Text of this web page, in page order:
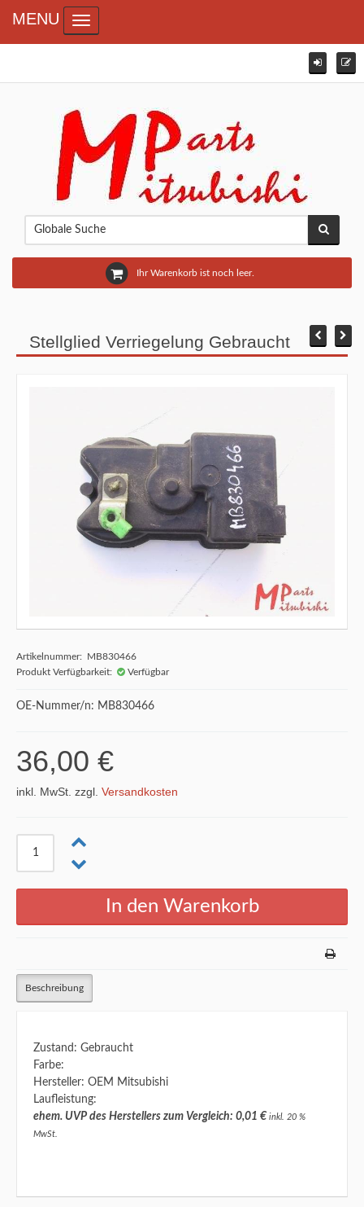
Ihr Warenkorb ist noch leer.
MENU Toggle navigation
Stellglied Verriegelung Gebraucht
Artikelnummer: MB830466
Produkt Verfügbarkeit:
Verfügbar
OE-Nummer/n: MB830466
36,00 €
inkl. MwSt. zzgl. Versandkosten
Beschreibung
Zustand: Gebraucht
Farbe:
Hersteller: OEM Mitsubishi
Laufleistung:
ehem. UVP des Herstellers zum Vergleich: 0,01 € inkl. 20 %
MwSt.